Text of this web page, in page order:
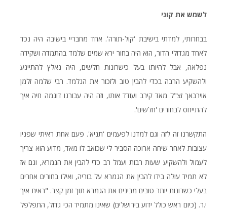
לשמש את קוני
בבחרותי, למדתי בישיבת 'קול-תורה'. אחד מחבריי בישיבה היה נכד
לאחד מגדולי הדור, הוא היה בחור ירא שמים שלמד בהתמדה ושקידה
נפלאה, אבל להיותו בעל כישרונות חלשים, היה נאלץ להתייגע
ולהשקיע הרבה בכדי להבין טוב ולזכור את הנלמד. רבי שלמה זלמן
אוירבאך זצ"ל מאד קירב ועודד אותו, וזה היה עבורנו דוגמה חיה איך
להתייחס לבחורים 'חלשים'.
התקשרנו זה לזה וגם למדנו לפעמים 'תניא'. פעם אחת ראיתי שפניו
עצובות לאחר שיחה ארוכה הסביר לי שכואב לו מאד, מדוע הוא צריך
לעמול ולהשקיע שעות רבות ועמל רב כדי להבין את הגמרא, וגם אז
לא תמיד עולה בידו להבין את הגמרא על בוריה, ואילו בחורים אחרים
בעלי כשרונות יותר טובים מבינים את הגמרא תוך זמן קצר. "ראית איך
י.ר. (כיום ראש כולל ידוע בירושלים) שאינו מתמיד הכי גדול, התפלפל